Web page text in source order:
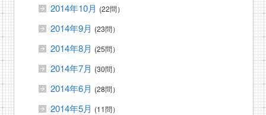
2014年10月 (22問）
2014年9月 (23問）
2014年8月 (25問）
2014年7月 (30問）
2014年6月 (28問）
2014年5月 (11問）